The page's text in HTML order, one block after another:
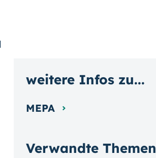
Verwandte Themen
weitere Infos zu...
MEPA